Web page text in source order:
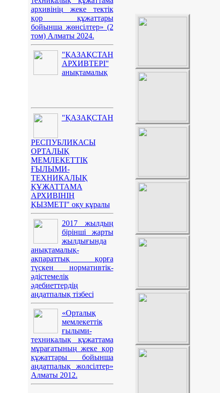
архивінің жеке тектік
қор құжаттары
бойынша жөнсілтер» (2
том) Алматы 2024.
"ҚАЗАҚСТАН
АРХИВТЕРІ"
анықтамалық
"ҚАЗАҚСТАН
РЕСПУБЛИКАСЫ
ОРТАЛЫҚ
МЕМЛЕКЕТТІК
ҒЫЛЫМИ-
ТЕХНИКАЛЫҚ
ҚҰЖАТТАМА
АРХИВІНІҢ
ҚЫЗМЕТІ" оқу құралы
2017 жылдың
бірінші жарты
жылдығында
анықтамалық-
ақпараттық қорға
түскен нормативтік-
әдістемелік
әдебиеттердің
аңдатпалық тізбесі
«Орталық
мемлекеттік
ғылыми-
техникалық құжаттама
мұрағатының жеке қор
құжаттары бойынша
аңдатпалық жолсілтер»
Алматы 2012.